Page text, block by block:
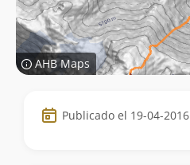
AHB Maps
Datos
de
Publicado el 19-04-2016